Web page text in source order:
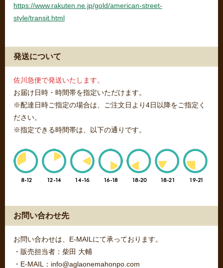
https://www.rakuten.ne.jp/gold/american-street-
style/transit.html
発送について
佐川急便で発送いたします。
お届け日時・時間帯を指定いただけます。
※配達日時ご指定の場合は、ご注文日より4日以降をご指定く
ださい。
※指定できる時間帯は、以下の通りです。
お問い合わせ先
お問い合わせは、E-MAILにて承っております。
・販売担当者：柴田 大輔
・E-MAIL：info@aglaonemahonpo.com